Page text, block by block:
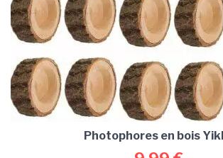
Photophores en bois